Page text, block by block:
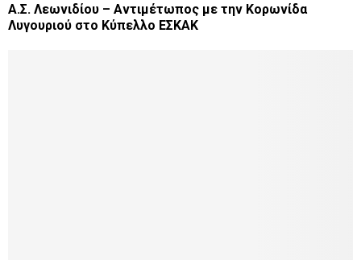
Α.Σ. Λεωνιδίου – Αντιμέτωπος με την Κορωνίδα
Λυγουριού στο Κύπελλο ΕΣΚΑΚ